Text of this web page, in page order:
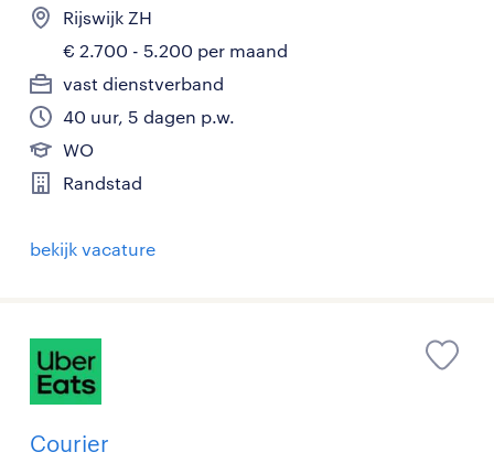
Rijswijk ZH
€ 2.700 - 5.200 per maand
vast dienstverband
40 uur, 5 dagen p.w.
WO
Randstad
bekijk vacature
Courier